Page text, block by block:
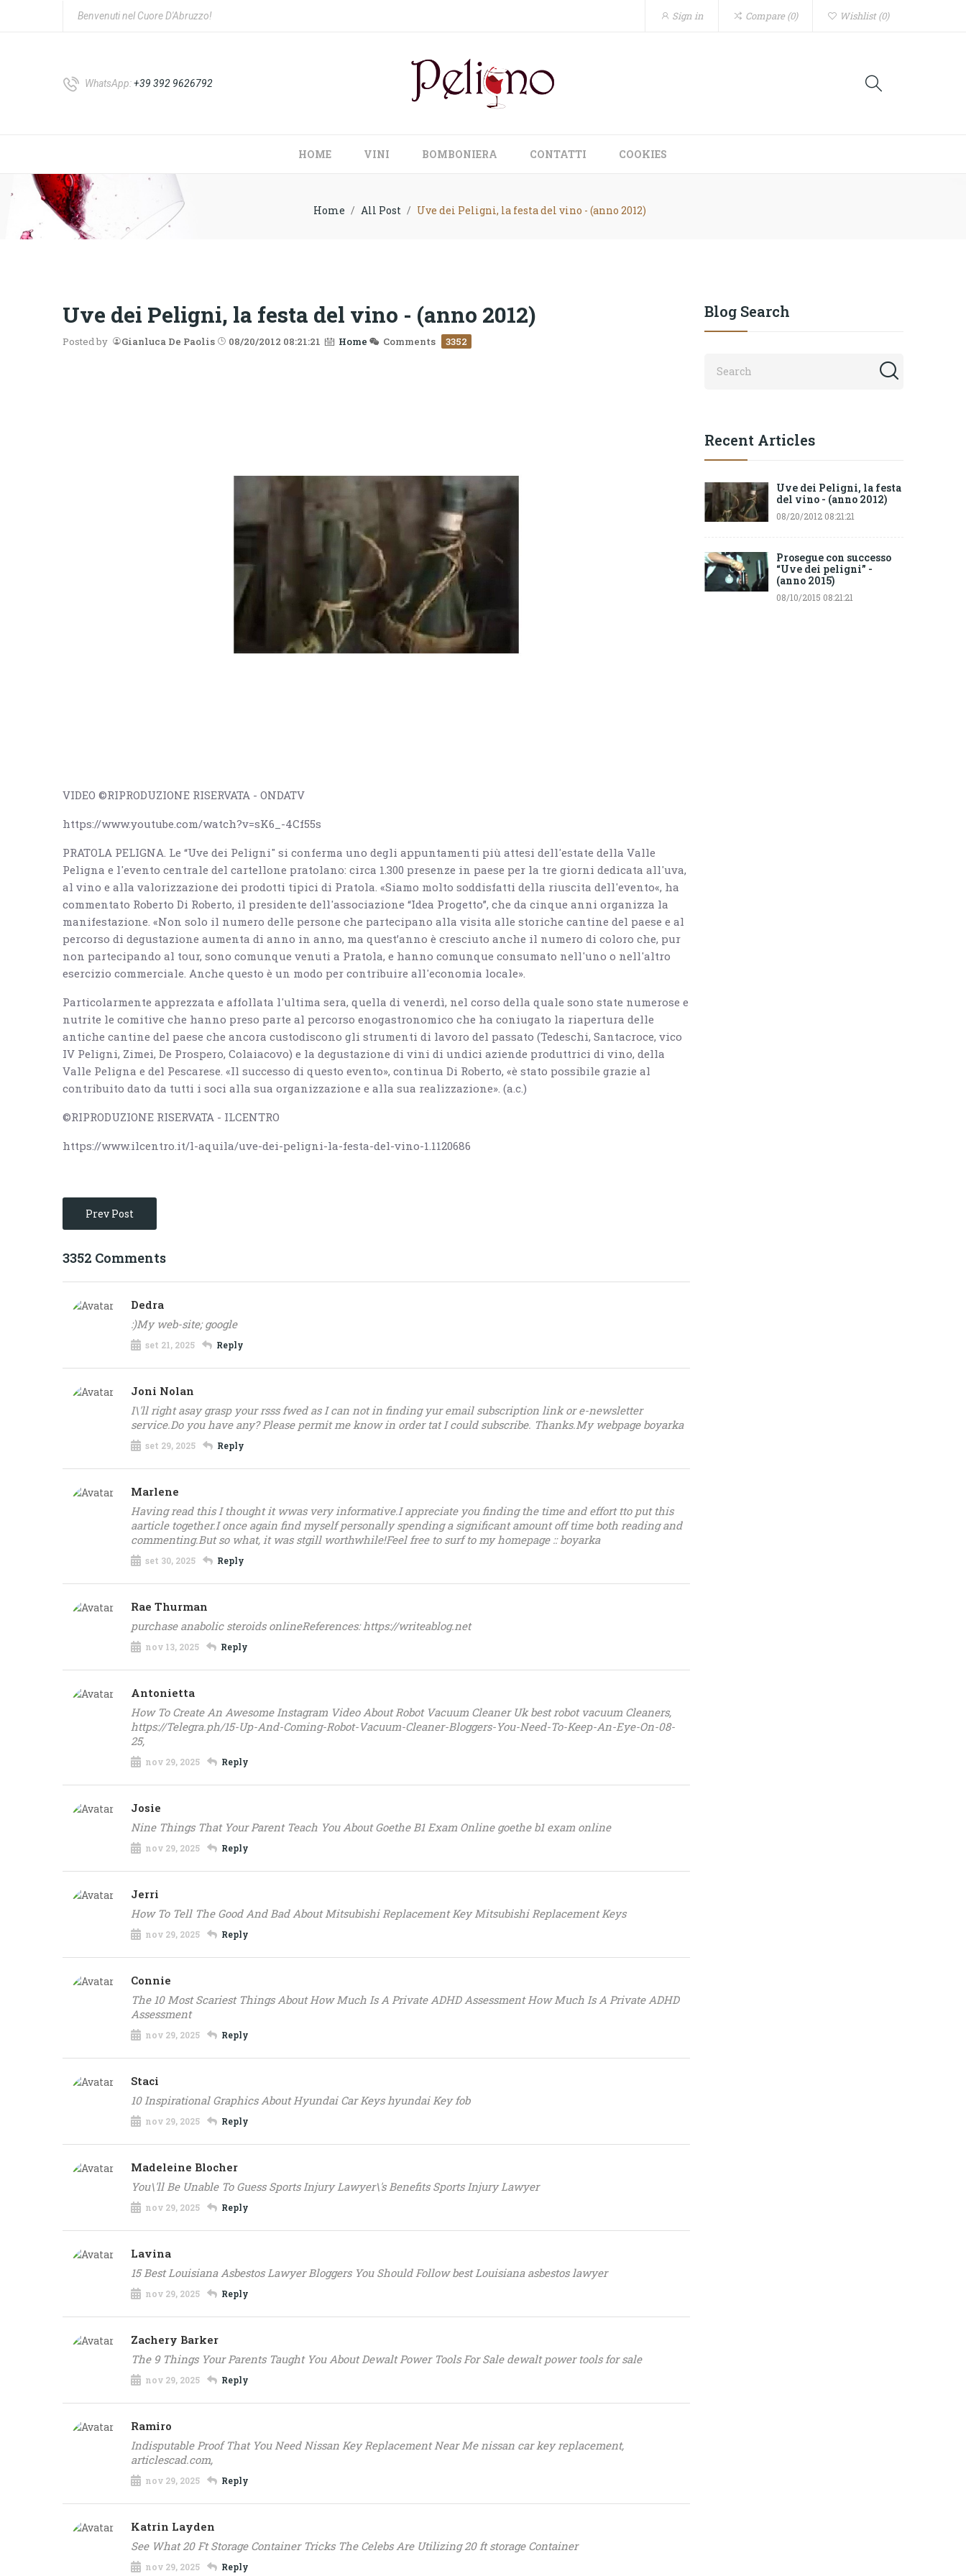
Benvenuti nel Cuore D'Abruzzo! Sign in Compare 0 Wishlist 0
WhatsApp:+39 392 9626792
HOME VINI BOMBONIERA CONTATTI COOKIES
Home All Post Uve dei Peligni, la festa del vino - (anno 2012)
Uve dei Peligni, la festa del vino - (anno 2012)
Posted by Gianluca De Paolis 08/20/2012 08:21:21 Home Comments 3352
VIDEO ©RIPRODUZIONE RISERVATA - ONDATV
https://www.youtube.com/watch?v=sK6_-4Cf55s
PRATOLA PELIGNA. Le “Uve dei Peligni" si conferma uno degli appuntamenti più attesi dell'estate della Valle
Peligna e l'evento centrale del cartellone pratolano: circa 1.300 presenze in paese per la tre giorni dedicata all'uva,
al vino e alla valorizzazione dei prodotti tipici di Pratola. «Siamo molto soddisfatti della riuscita dell'evento«, ha
commentato Roberto Di Roberto, il presidente dell'associazione “Idea Progetto”, che da cinque anni organizza la
manifestazione. «Non solo il numero delle persone che partecipano alla visita alle storiche cantine del paese e al
percorso di degustazione aumenta di anno in anno, ma quest’anno è cresciuto anche il numero di coloro che, pur
non partecipando al tour, sono comunque venuti a Pratola, e hanno comunque consumato nell'uno o nell'altro
esercizio commerciale. Anche questo è un modo per contribuire all'economia locale».
Particolarmente apprezzata e affollata l'ultima sera, quella di venerdì, nel corso della quale sono state numerose e
nutrite le comitive che hanno preso parte al percorso enogastronomico che ha coniugato la riapertura delle
antiche cantine del paese che ancora custodiscono gli strumenti di lavoro del passato (Tedeschi, Santacroce, vico
IV Peligni, Zimei, De Prospero, Colaiacovo) e la degustazione di vini di undici aziende produttrici di vino, della
Valle Peligna e del Pescarese. «Il successo di questo evento», continua Di Roberto, «è stato possibile grazie al
contribuito dato da tutti i soci alla sua organizzazione e alla sua realizzazione». (a.c.)
©RIPRODUZIONE RISERVATA - ILCENTRO
https://www.ilcentro.it/l-aquila/uve-dei-peligni-la-festa-del-vino-1.1120686
Prev Post
3352 Comments
Dedra
:)My web-site; google
set 21, 2025 Reply
Joni Nolan
I\'ll right asay grasp your rsss fwed as I can not in finding yur email subscription link or e-newsletter
service.Do you have any? Please permit me know in order tat I could subscribe. Thanks.My webpage boyarka
set 29, 2025 Reply
Marlene
Having read this I thought it wwas very informative.I appreciate you finding the time and effort tto put this
aarticle together.I once again find myself personally spending a significant amount off time both reading and
commenting.But so what, it was stgill worthwhile!Feel free to surf to my homepage :: boyarka
set 30, 2025 Reply
Rae Thurman
purchase anabolic steroids onlineReferences: https://writeablog.net
nov 13, 2025 Reply
Antonietta
How To Create An Awesome Instagram Video About Robot Vacuum Cleaner Uk best robot vacuum Cleaners,
https://Telegra.ph/15-Up-And-Coming-Robot-Vacuum-Cleaner-Bloggers-You-Need-To-Keep-An-Eye-On-08-
25,
nov 29, 2025 Reply
Josie
Nine Things That Your Parent Teach You About Goethe B1 Exam Online goethe b1 exam online
nov 29, 2025 Reply
Jerri
How To Tell The Good And Bad About Mitsubishi Replacement Key Mitsubishi Replacement Keys
nov 29, 2025 Reply
Connie
The 10 Most Scariest Things About How Much Is A Private ADHD Assessment How Much Is A Private ADHD
Assessment
nov 29, 2025 Reply
Staci
10 Inspirational Graphics About Hyundai Car Keys hyundai Key fob
nov 29, 2025 Reply
Madeleine Blocher
You\'ll Be Unable To Guess Sports Injury Lawyer\'s Benefits Sports Injury Lawyer
nov 29, 2025 Reply
Lavina
15 Best Louisiana Asbestos Lawyer Bloggers You Should Follow best Louisiana asbestos lawyer
nov 29, 2025 Reply
Zachery Barker
The 9 Things Your Parents Taught You About Dewalt Power Tools For Sale dewalt power tools for sale
nov 29, 2025 Reply
Ramiro
Indisputable Proof That You Need Nissan Key Replacement Near Me nissan car key replacement,
articlescad.com,
nov 29, 2025 Reply
Katrin Layden
See What 20 Ft Storage Container Tricks The Celebs Are Utilizing 20 ft storage Container
nov 29, 2025 Reply
Blog Search
Recent Articles
Uve dei Peligni, la festa
del vino - (anno 2012)
08/20/2012 08:21:21
Prosegue con successo
“Uve dei peligni” -
(anno 2015)
08/10/2015 08:21:21